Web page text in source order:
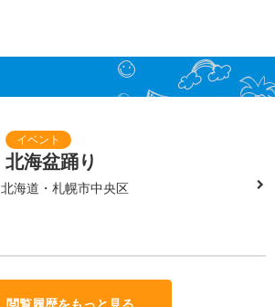
北海盆踊り
北海道・札幌市中央区